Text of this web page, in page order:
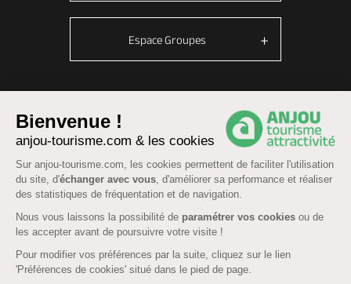
Bienvenue !
anjou-tourisme.com & les cookies
Sur anjou-tourisme.com, les cookies permettent de faciliter l'utilisation
du site, d'échanger avec vous, d'améliorer sa performance et réaliser
des statistiques de fréquentation et de navigation.
Nous vous laissons la possibilité de paramétrer vos cookies ou de
les accepter avant de poursuivre votre visite !
Pour modifier vos préférences par la suite, cliquez sur le lien
'Préférences de cookies' situé dans le pied de page.
Espace Groupes
Fonctionnement du site
Mentions légales - Données personnelles-Cookies